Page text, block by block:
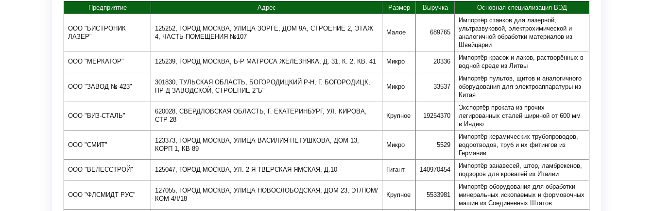
Предприятие Адрес Размер Выручка Основная специализация ВЭД
ООО "БИСТРОНИК
ЛАЗЕР"
125252, ГОРОД МОСКВА, УЛИЦА ЗОРГЕ, ДОМ 9А, СТРОЕНИЕ 2, ЭТАЖ
4, ЧАСТЬ ПОМЕЩЕНИЯ №107
Малое 689765
Импортёр станков для лазерной,
ультразвуковой, электрохимической и
аналогичной обработки материалов из
Швейцарии
ООО "МЕРКАТОР" 125239, ГОРОД МОСКВА, Б-Р МАТРОСА ЖЕЛЕЗНЯКА, Д. 31, К. 2, КВ. 41 Микро 20336
Импортёр красок и лаков, растворённых в
водной среде из Литвы
ООО "ЗАВОД № 423"
301830, ТУЛЬСКАЯ ОБЛАСТЬ, БОГОРОДИЦКИЙ Р-Н, Г. БОГОРОДИЦК,
ПР-Д ЗАВОДСКОЙ, СТРОЕНИЕ 2"Б"
Микро 33537
Импортёр пультов, щитов и аналогичного
оборудования для электроаппаратуры из
Китая
ООО "ВИЗ-СТАЛЬ"
620028, СВЕРДЛОВСКАЯ ОБЛАСТЬ, Г. ЕКАТЕРИНБУРГ, УЛ. КИРОВА,
СТР 28
Крупное 19254370
Экспортёр проката из прочих
легированных сталей шириной от 600 мм
в Индию
ООО "СМИТ"
123373, ГОРОД МОСКВА, УЛИЦА ВАСИЛИЯ ПЕТУШКОВА, ДОМ 13,
КОРП 1, КВ 89
Микро 5529
Импортёр керамических трубопроводов,
водоотводов, труб и их фитингов из
Германии
ООО "ВЕЛЕССТРОЙ" 125047, ГОРОД МОСКВА, УЛ. 2-Я ТВЕРСКАЯ-ЯМСКАЯ, Д.10 Гигант 140970454
Импортёр занавесей, штор, ламбрекенов,
подзоров для кроватей из Италии
ООО "ФЛСМИДТ РУС"
127055, ГОРОД МОСКВА, УЛИЦА НОВОСЛОБОДСКАЯ, ДОМ 23, ЭТ/ПОМ/
КОМ 4/I/18
Крупное 5533981
Импортёр оборудования для обработки
минеральных ископаемых и формовочных
машин из Соединенных Штатов